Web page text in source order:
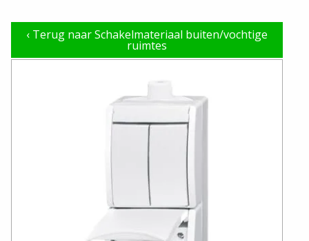
‹ Terug naar Schakelmateriaal buiten/vochtige
ruimtes